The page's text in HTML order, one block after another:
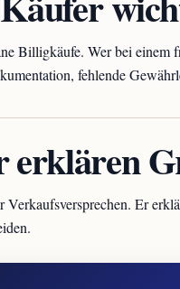
Billigkäufe. Wer bei
fehlende
erklären
Verkaufsversprechen. Er